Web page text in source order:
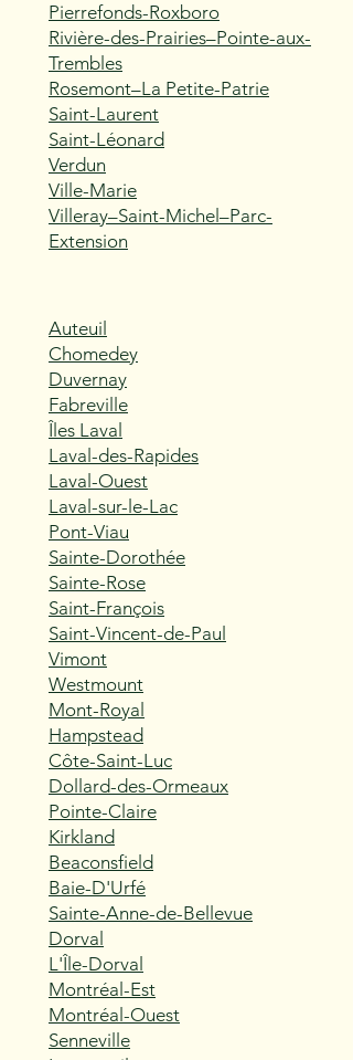
Pierrefonds-Roxboro
Rivière-des-Prairies–Pointe-aux-
Trembles
Rosemont–La Petite-Patrie
Saint-Laurent
Saint-Léonard
Verdun
Ville-Marie
Villeray–Saint-Michel–Parc-
Extension
Auteuil
Chomedey
Duvernay
Fabreville
Îles Laval
Laval-des-Rapides
Laval-Ouest
Laval-sur-le-Lac
Pont-Viau
Sainte-Dorothée
Sainte-Rose
Saint-François
Saint-Vincent-de-Paul
Vimont
Westmount
Mont-Royal
Hampstead
Côte-Saint-Luc
Dollard-des-Ormeaux
Pointe-Claire
Kirkland
Beaconsfield
Baie-D'Urfé
Sainte-Anne-de-Bellevue
Dorval
L'Île-Dorval
Montréal-Est
Montréal-Ouest
Senneville